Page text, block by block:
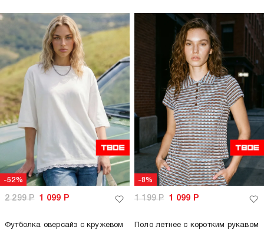
-52%
2 299Р 1 099 Р
Футболка оверсайз с кружевом
-8%
1 199Р 1 099 Р
Поло летнее с коротким рукавом